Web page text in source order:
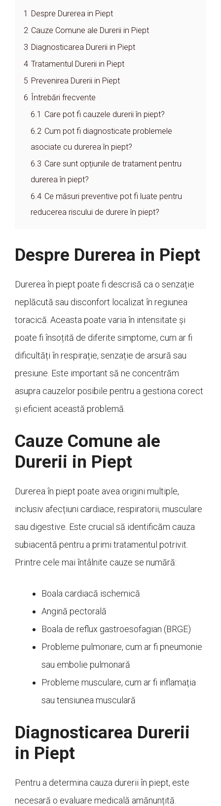
1
Despre Durerea in Piept
2 Cauze Comune ale Durerii in Piept
3 Diagnosticarea Durerii in Piept
4 Tratamentul Durerii in Piept
5 Prevenirea Durerii in Piept
6
Întrebări frecvente
6.1 Care pot fi cauzele durerii în piept?
6.2 Cum pot fi diagnosticate problemele
asociate cu durerea în piept?
6.3 Care sunt opțiunile de tratament pentru
durerea în piept?
6.4 Ce măsuri preventive pot fi luate pentru
reducerea riscului de durere în piept?
Despre Durerea in Piept
Durerea în piept poate fi descrisă ca o senzație
neplăcută sau disconfort localizat în regiunea
toracică. Aceasta poate varia în intensitate și
poate fi însoțită de diferite simptome, cum ar fi
dificultăți în respirație, senzație de arsură sau
presiune. Este important să ne concentrăm
asupra cauzelor posibile pentru a gestiona corect
și eficient această problemă.
Cauze Comune ale
Durerii in Piept
Durerea în piept poate avea origini multiple,
inclusiv afecțiuni cardiace, respiratorii, musculare
sau digestive. Este crucial să identificăm cauza
subiacentă pentru a primi tratamentul potrivit.
Printre cele mai întâlnite cauze se numără:
Boala cardiacă ischemică
Angină pectorală
Boala de reflux gastroesofagian (BRGE)
Probleme pulmonare, cum ar fi pneumonie
sau embolie pulmonară
Probleme musculare, cum ar fi inflamația
sau tensiunea musculară
Diagnosticarea Durerii
in Piept
Pentru a determina cauza durerii în piept, este
necesară o evaluare medicală amănunțită.